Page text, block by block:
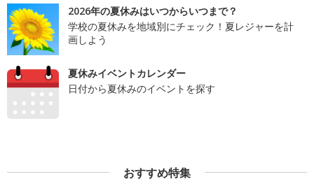
2026年の夏休みはいつからいつまで？
学校の夏休みを地域別にチェック！夏レジャーを計
画しよう
夏休みイベントカレンダー
日付から夏休みのイベントを探す
おすすめ特集